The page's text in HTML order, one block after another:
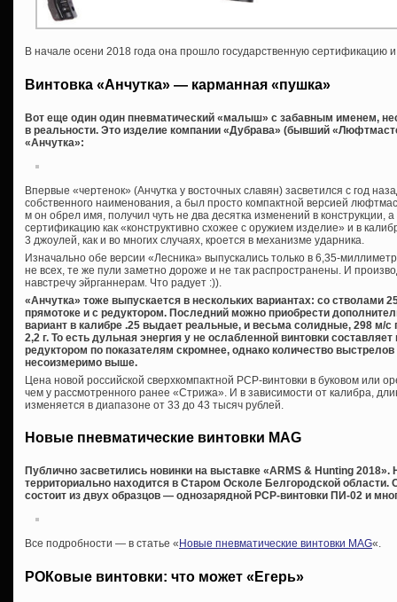
В начале осени 2018 года она прошло государственную сертификацию
Винтовка «Анчутка» — карманная «пушка»
Вот еще один один пневматический «малыш» с забавным именем,
в реальности. Это изделие компании «Дубрава» (бывший
«Анчутка»:
Впервые «чертенок» (Анчутка у восточных славян) засветился с год
собственного наименования, а был просто компактной версией
м он обрел имя, получил чуть не два десятка изменений в конструкции,
сертификацию как «конструктивно схожее с оружием изделие» и в
3 джоулей, как и во многих случаях, кроется в механизме ударника.
Изначально обе версии «Лесника» выпускались только в 6,35-
не всех, те же пули заметно дороже и не так распространены. И
навстречу эйрганнерам. Что радует :)).
«Анчутка» тоже выпускается в нескольких вариантах: со стволами
прямотоке и с редуктором. Последний можно приобрести
вариант в калибре .25 выдает реальные, и весьма солидные, 298 м/
2,2 г. То есть дульная энергия у не ослабленной винтовки
редуктором по показателям скромнее, однако количество
несоизмеримо выше.
Цена новой российской сверхкомпактной PCP-винтовки в буковом или
чем у рассмотренного ранее «Стрижа». И в зависимости от калибра,
изменяется в диапазоне от 33 до 43 тысяч рублей.
Новые пневматические винтовки MAG
Публично засветились новинки на выставке «ARMS & Hunting 2018».
территориально находится в Старом Осколе Белгородской
состоит из двух образцов — однозарядной PCP-винтовки ПИ-02 и
Все подробности — в статье « Новые пневматические винтовки MAG«.
РОКовые винтовки: что может «Егерь»